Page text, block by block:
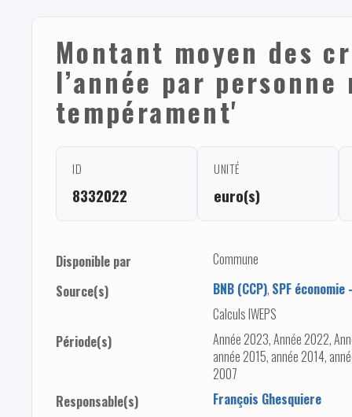
Montant moyen des
l’année par
tempérament'
ID
8332022
UNITÉ
euro(s)
Disponible par
Commune
Source(s)
BNB (CCP), SPF
Calculs IWEPS
Période(s)
Année 2023, Année 2022,
année 2015, année 2014,
2007
Responsable(s)
François Ghesquiere